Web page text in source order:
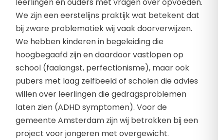
We zijn een eerstelijns praktijk wat betekent dat
bij zware problematiek wij vaak doorverwijzen.
We hebben kinderen in begeleiding die
hoogbegaafd zijn en daardoor vastlopen op
school (faalangst, perfectionisme), maar ook
pubers met laag zelfbeeld of scholen die advies
willen over leerlingen die gedragsproblemen
laten zien (ADHD symptomen). Voor de
gemeente Amsterdam zijn wij betrokken bij een
project voor jongeren met overgewicht.